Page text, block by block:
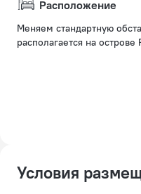
Расположение
Меняем стандартную
располагается на
Условия